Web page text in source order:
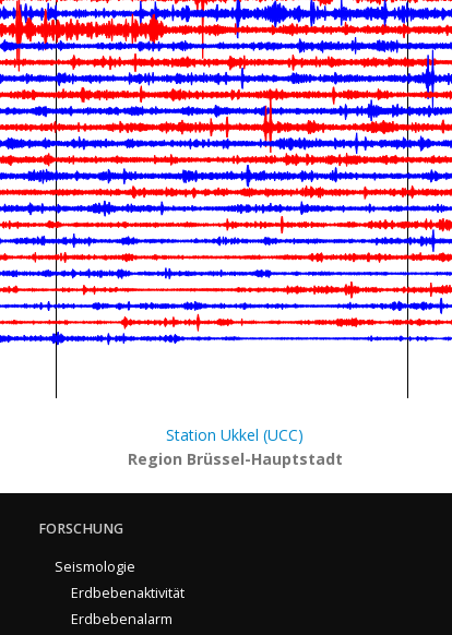
Station Ukkel (UCC)
Region Brüssel-Hauptstadt
FORSCHUNG
Seismologie
Erdbebenaktivität
Erdbebenalarm